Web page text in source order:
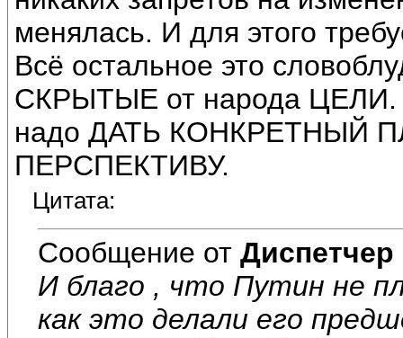
менялась. И для этого
Всё остальное это
СКРЫТЫЕ от народа ЦЕЛИ.
надо ДАТЬ КОНКРЕТНЫЙ
ПЕРСПЕКТИВУ.
Цитата:
Сообщение от Диспетчер
И благо , что Путин не
как это делали его